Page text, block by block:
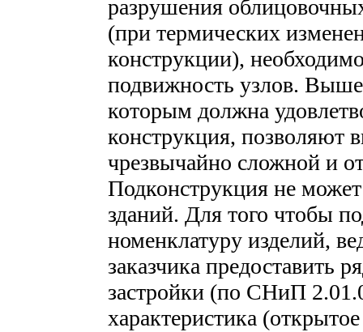
разрушения
(при термических
конструкции),
подвижность узлов.
которым должна
конструкция, позволяют
чрезвычайно сложной и
Подконструкция не
зданий. Для того чтобы
номенклатуру изделий,
заказчика предоставить
застройки (по СНиП
характеристика